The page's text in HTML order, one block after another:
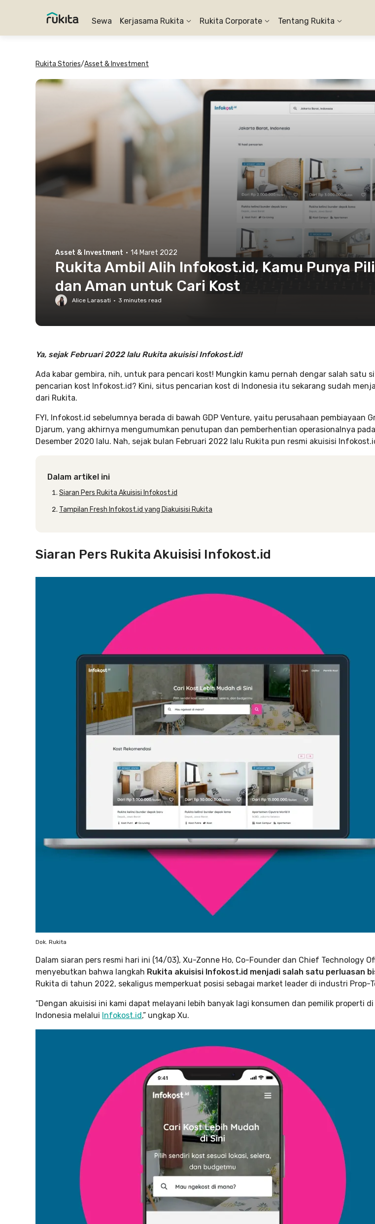
Sewa Kerjasama Rukita Rukita Corporate Tentang Rukita
Rukita Stories/Asset & Investment
Asset & Investment · 14 Maret 2022
Rukita Ambil Alih Infokost.id, Kamu Punya
dan Aman untuk Cari Kost
Alice Larasati · 3 minutes read
Ya, sejak Februari 2022 lalu Rukita akuisisi Infokost.id!
Ada kabar gembira, nih, untuk para pencari kost! Mungkin kamu pernah dengar salah satu
pencarian kost Infokost.id? Kini, situs pencarian kost di Indonesia itu sekarang sudah
dari Rukita.
FYI, Infokost.id sebelumnya berada di bawah GDP Venture, yaitu perusahaan pembiayaan
Djarum, yang akhirnya mengumumkan penutupan dan pemberhentian operasionalnya pada
Desember 2020 lalu. Nah, sejak bulan Februari 2022 lalu Rukita pun resmi akuisisi
Dalam artikel ini
Siaran Pers Rukita Akuisisi Infokost.id
Tampilan Fresh Infokost.id yang Diakuisisi Rukita
Siaran Pers Rukita Akuisisi Infokost.id
Dok. Rukita
Dalam siaran pers resmi hari ini (14/03), Xu-Zonne Ho, Co-Founder dan Chief Technology
menyebutkan bahwa langkah Rukita akuisisi Infokost.id menjadi salah satu perluasan
Rukita di tahun 2022, sekaligus memperkuat posisi sebagai market leader di industri Prop-
“Dengan akuisisi ini kami dapat melayani lebih banyak lagi konsumen dan pemilik properti
Indonesia melalui Infokost.id,” ungkap Xu.